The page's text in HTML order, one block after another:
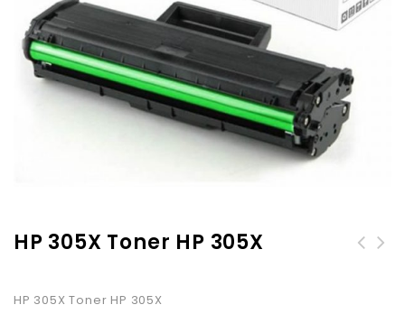
HP 305X Toner HP 305X
HP 305X Toner HP 305X